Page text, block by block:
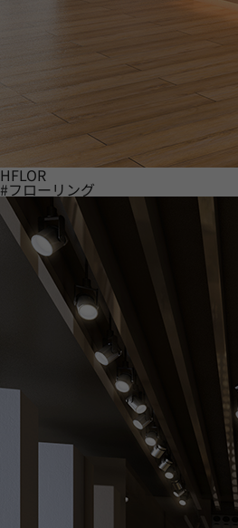
HFLOR
#フローリング